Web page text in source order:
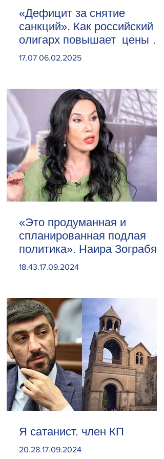
«Дефицит за снятие
санкций». Как российский
олигарх повышает цены на
сливочное масло
17.07 06.02.2025
«Это продуманная и
спланированная подлая
политика». Наира Зограбян
18.43.17.09.2024
Я сатанист. член КП
20.28.17.09.2024